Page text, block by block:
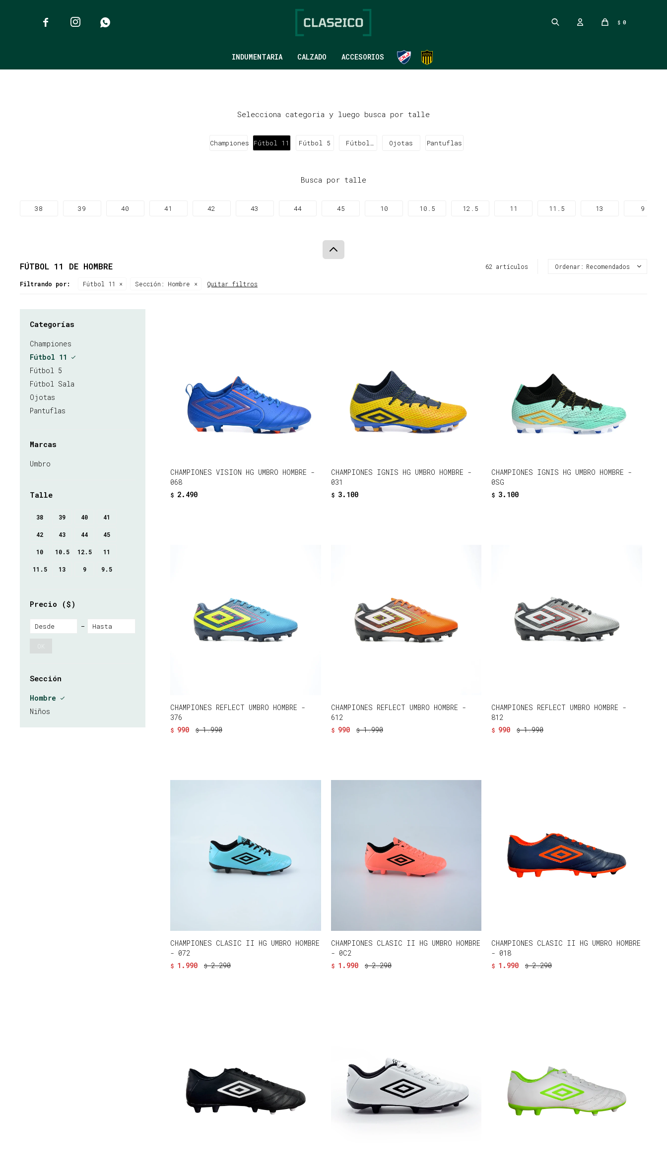
INDUMENTARIA CALZADO ACCESORIOS
$ 0
  
Selecciona categoria y luego busca por talle
Championes Fútbol 11 Fútbol 5
Fútbol
Ojotas Pantuflas
Busca por talle
38 39 40 41 42 43 44 45 10 10.5 12.5 11 11.5 13 9
FÚTBOL 11 DE HOMBRE 62 artículos Recomendados
Filtrando por: Fútbol 11 Sección: Hombre Quitar filtros
CHAMPIONES VISION HG UMBRO HOMBRE -
068
$ 2.490
CHAMPIONES IGNIS HG UMBRO HOMBRE -
031
$ 3.100
CHAMPIONES IGNIS HG UMBRO HOMBRE -
0SG
$ 3.100
CHAMPIONES REFLECT UMBRO HOMBRE -
376
$ 990 $ 1.990
CHAMPIONES REFLECT UMBRO HOMBRE -
612
$ 990 $ 1.990
CHAMPIONES REFLECT UMBRO HOMBRE -
812
$ 990 $ 1.990
CHAMPIONES CLASIC II HG UMBRO HOMBRE
- 072
$ 1.990 $ 2.290
CHAMPIONES CLASIC II HG UMBRO HOMBRE
- 0C2
$ 1.990 $ 2.290
CHAMPIONES CLASIC II HG UMBRO HOMBRE
- 018
$ 1.990 $ 2.290
Categorías
Championes
Fútbol 11
Fútbol 5
Fútbol Sala
Ojotas
Pantuflas
Marcas
Umbro
Talle
38 39 40 41
42 43 44 45
10 10.5 12.5 11
11.5 13 9 9.5
Precio ($)
Sección
Hombre
Niños